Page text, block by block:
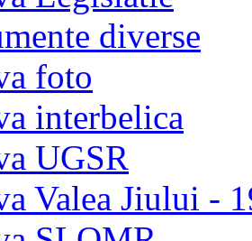
diverse
foto
interbelica
UGSR
Valea Jiului -